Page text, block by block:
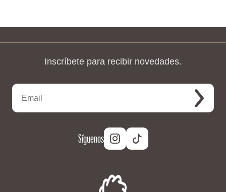
Inscríbete para recibir novedades.
Síguenos